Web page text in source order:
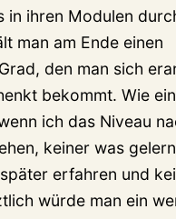
in ihren Modulen
man am Ende einen
den man sich
bekommt. Wie
ich das Niveau
keiner was
erfahren und
würde man ein